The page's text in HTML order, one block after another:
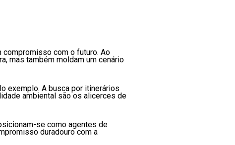
com o futuro. Ao
mas também moldam um cenário
exemplo. A busca por itinerários
ambiental são os alicerces de
se como agentes de
duradouro com a